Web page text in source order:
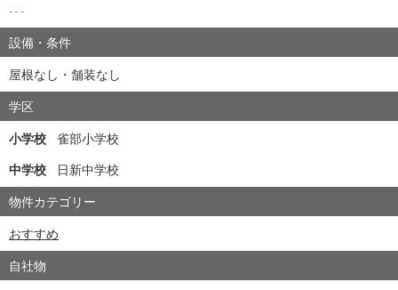
---
設備・条件
屋根なし・舗装なし
学区
小学校 雀部小学校
中学校
日新中学校
物件カテゴリー
おすすめ
自社物